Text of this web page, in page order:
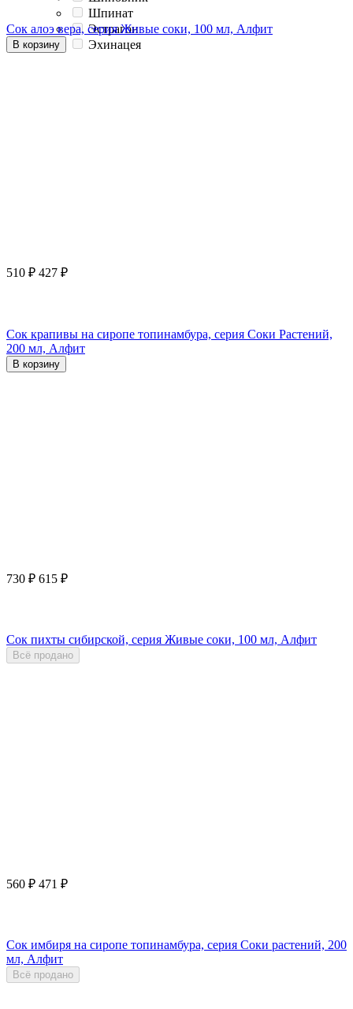
Шпинат
Эстрагон
Эхинацея
Сок алоэ вера, серия Живые соки, 100 мл, Алфит
В корзину
510 ₽ 427 ₽
Сок крапивы на сиропе топинамбура, серия Соки Растений,
200 мл, Алфит
В корзину
730 ₽ 615 ₽
Сок пихты сибирской, серия Живые соки, 100 мл, Алфит
Всё продано
560 ₽ 471 ₽
Сок имбиря на сиропе топинамбура, серия Соки растений, 200
мл, Алфит
Всё продано